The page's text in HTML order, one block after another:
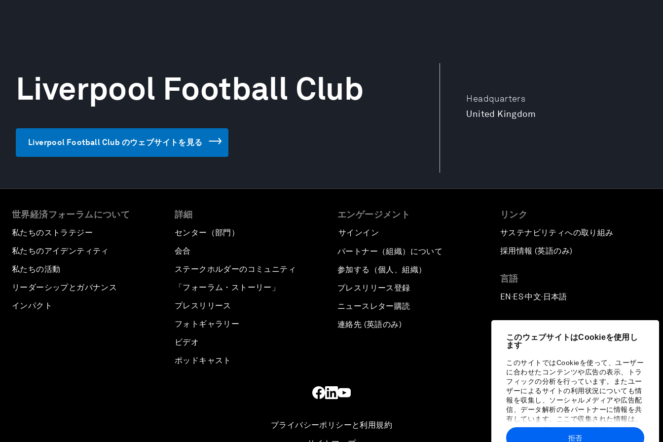
このウェブサイトはCookieを使用し
ます
このサイトではCookieを使って、ユーザー
に合わせたコンテンツや広告の表示、トラ
フィックの分析を行っています。またユー
ザーによるサイトの利用状況についても情
報を収集し、ソーシャルメディアや広告配
信、データ解析の各パートナーに情報を共
有しています。ここで収集された情報は、
ユーザーが各パートナーに提供した他の情
報や各パートナーのサービスを使用した際
拒否
Headquarters
United Kingdom
Liverpool Football Club
Liverpool Football Club のウェブサイトを見る
世界経済フォーラムについて
私たちのストラテジー
私たちのアイデンティティ
私たちの活動
リーダーシップとガバナンス
インパクト
詳細
センター（部門）
会合
ステークホルダーのコミュニティ
「フォーラム・ストーリー」
プレスリリース
フォトギャラリー
ビデオ
ポッドキャスト
エンゲージメント
サインイン
パートナー（組織）について
参加する（個人、組織）
プレスリリース登録
ニュースレター購読
連絡先 (英語のみ)
リンク
サステナビリティへの取り組み
採用情報 (英語のみ)
言語
EN ▪ES▪中文▪ 日本語
プライバシーポリシーと利用規約